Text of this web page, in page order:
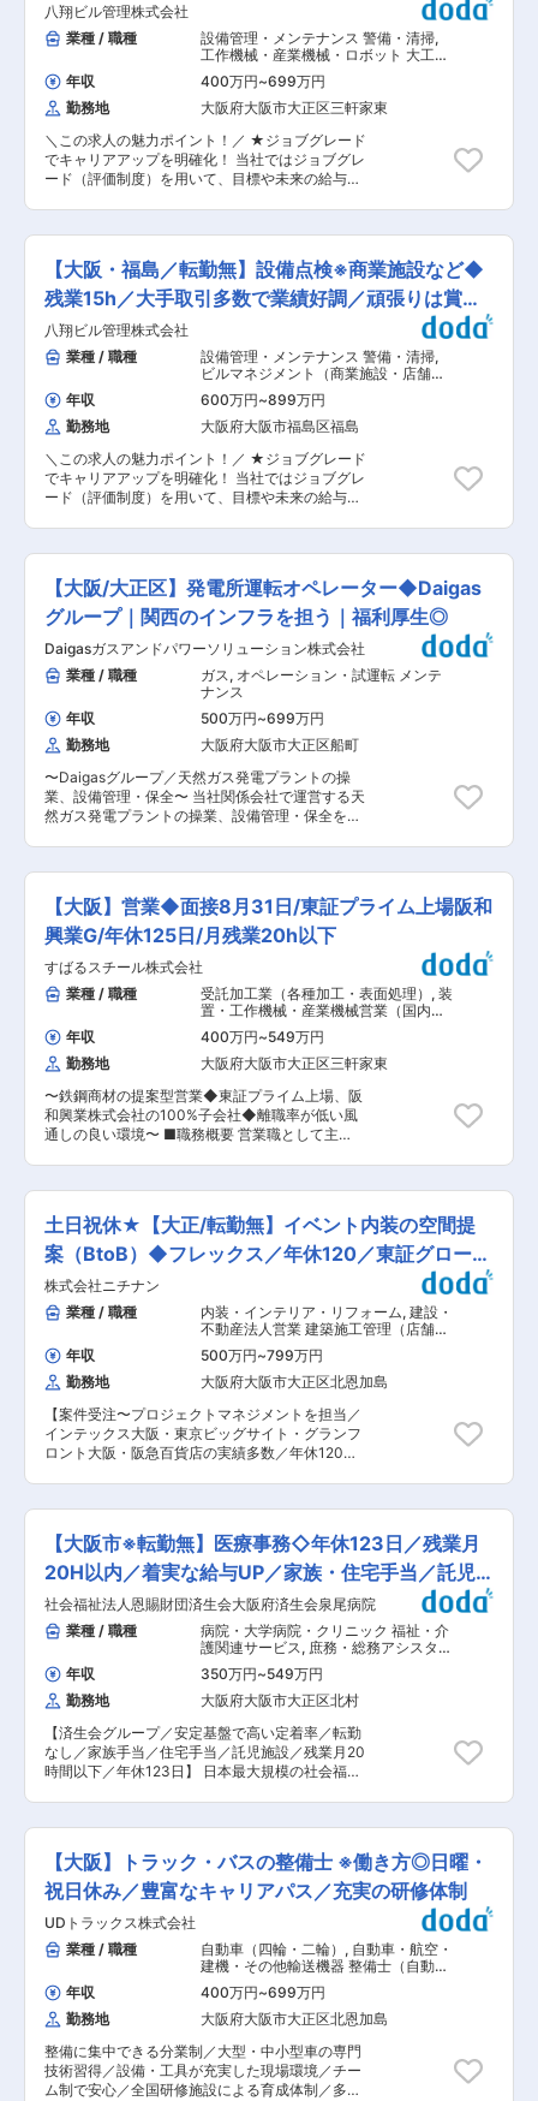
ます。 （2）クライアントと打ち合わせ、具体的
なご提案（実施日のすり合わせなど）や見積のや
り取りを重ね、依頼をいただきます。 （3）実施
終了後に報告書を作成・提出 ■入社後の流れ 入
社後3ヶ月間は、OJTによる同行営業やセールス
レクチャーを行い、仕事の流れを覚えていただき
ます。研修期間終了後も成長スピードに合わせて
チームで成長をサポートするので、未経験の方で
も安心してスタートを切っていただけます◎ ■組
員男性）が所属しております。 変更の範囲：会社
の定める業務
ください◎ ■業務詳細： ◆経理 ・弥生会計ソフ
トを使用 ・売上・売掛・仕入れ・買掛他経理全般
・売掛金補助簿を弥生会計よりインポート後
Excel作成。 ・買掛金は、納品書・請求書により
Excel作成後弥生会計に記帳。 ・未払金補助簿を
資料にてExcel作成。 ・銀行勘定 ・月末支払業
務 ・残業時間計算から給与計算を行い給与振り込
みを行う ・省庁依頼の資料を弥生会計と別途資料
を基に作成提出 ◆総務 ・入社・退社時の手続き
全般 ・社員のタイムカードと別途資料から残業時
間計算の為の資料作成 ・社員(特に工事部員)につ
行(経理と共に行う) ・取引先(新現場)において
は、指定の書類作成及びメール作成 その他雑務有
＊現在事務を担っているベテラン社員からしっか
り教えて頂けます◎ ■働き方： ◎勤務日数は週
3〜週5で相談可能・勤務時間相談可能です。 ◎年
間休日125日以上 ◎完全週休2日制 ◎残業ほぼ無
バー構成で、アットホームな雰囲気です。 ・同社
は技術継承にも力を入れる一方、働きやすい環
境、しっかり評価する制度改革などをおこない、
今後の担い手を育成する為に仕事・教育共に責任
感を強く持って業務を進めております！ ・創業
50年の実績で安定性と働きやすさ抜群です。 ■
の依頼が多く、民間企業からのご依頼もあるな
ど、安定的な事業成長を遂げております。 変更の
業績好調
八翔ビル管理株式会社
業種 / 職種
設備管理・メンテナンス 警備・清掃,
工作機械・産業機械・ロボット 大工・
とび・左官・設備など ビルメンテナン
ス（商業施設・店舗・オフィス）
年収 400万円~699万円
勤務地
大阪府大阪市大正区三軒家東
＼この求人の魅力ポイント！／ ★ジョブグレード
でキャリアアップを明確化！ 当社ではジョブグレ
ード（評価制度）を用いて、目標や未来の給与を
るのかがわかりやすいシステムになっています。
月1回、支社長と個人面談で毎月の振り返りも実
施しているので、どこを改善したら良いのか・強
化が必要なのか相談できます。 ★頑張った分はし
っかり還元 「売上はお客様に向き合って努力した
対価」という考え方なので、お客様第一で業務に
励んでいただき、頑張った分はしっかり還元。賞
与（インセンティブ）は年2回！所属部署の売り
上げに応じて”インセンティブ制度”があるので、
チームで一丸となってお仕事に向き合えます。 ■
業務内容 ・ダクト設備の施工・取り付け作業 ・
冷媒配管の敷設・接続対応 ・既存設備の点検・修
理業務 ・現場での作業進行管理補助 ＜入社後＞
OJT形式で現場に入り、既存メンバーとともに作
業を習得。飲食店やホテルなど案件ごとに施工方
法を覚えていきます。 ＜キャリア＞ 将来的には
くりにも関われます。 ■やりがい・魅力 冷媒配
管工事は需要が高く、「安定した仕事に転職した
い」「現在の経験を活かしてキャリアアップを目
指したい」という方に最適です。今回の募集で
は、将来的に現場を統率するリーダーポジション
などの役職もご用意しています。経験者として、
スタートアップの部署を引っ張っていただける方
を求めています。入社後はまずOJTを通じて業務
を習得していただく予定です。 変更の範囲：会社
の定める業務
【大阪・福島／転勤無】設備点検※商業施設など◆
残業15h／大手取引多数で業績好調／頑張りは賞与
で還元
八翔ビル管理株式会社
業種 / 職種
設備管理・メンテナンス 警備・清掃,
ビルマネジメント（商業施設・店舗・
オフィス） ビルメンテナンス（商業施
設・店舗・オフィス）
年収 600万円~899万円
勤務地
大阪府大阪市福島区福島
＼この求人の魅力ポイント！／ ★ジョブグレード
でキャリアアップを明確化！ 当社ではジョブグレ
ード（評価制度）を用いて、目標や未来の給与を
るのかがわかりやすいシステムになっています。
月1回、支社長と個人面談で毎月の振り返りも実
施しているので、どこを改善したら良いのか・強
化が必要なのか相談できます。 ★頑張った分はし
っかり還元 「売上はお客様に向き合って努力した
対価」という考え方なので、お客様第一で業務に
励んでいただき、頑張った分はしっかり還元。賞
与（インセンティブ）は年2回！所属部署の売り
上げに応じて”インセンティブ制度”があるので、
チームで一丸となってお仕事に向き合えます。 ■
業務内容 建物の設備管理を一手に担い、設立7年
という若い企業ですが、大手企業との安定取引で
業績好調な当社にて、建築物点検員として、設備
の点検を中心に業務をお任せいたします。神戸、
大阪、東京へと拠点拡大し、急成長中のため、将
来的なキャリアは青天井のため、将来の幹部候補
務：点検業務、報告書作成、お客様との打ち合わ
せなど ・エリア：大阪・兵庫・京都・奈良・和歌
山の建物 ・業務形態：受託建物を巡回勤務しま
す。 ・夜勤あり ※夜勤発生時は翌日は休日となり
ます！ ■一日の流れ 事務所集合⇒現場へ向かい、
業務開始※基本2人以上のグループで担当します。
⇒作業終了後、事務所解散 ※現場により稼働時間
が異なる為、早く終われば報告書の作成や打ち合
わせなども行います。 ※直行直帰あり ■組織構成
・当社には、社員・パート・アルバイト含んで
244名が在籍中で、平均年齢37歳と比較的若い社
員が多く在籍しています。 ■働き方 ・週休２日
制（シフト制） ※シフト制ですが、2カ月前には
定がある時も調整がつきやすくなっています。 ・
現場の業務状況により、早上がりあり ・残業１５
範囲：会社の定める業務
【大阪/大正区】発電所運転オペレーター◆Daigas
グループ｜関西のインフラを担う｜福利厚生◎
Daigasガスアンドパワーソリューション株式会社
業種 / 職種
ガス, オペレーション・試運転 メンテ
ナンス
年収
500万円~699万円
勤務地
大阪府大阪市大正区船町
〜Daigasグループ／天然ガス発電プラントの操
業、設備管理・保全〜 当社関係会社で運営する天
然ガス発電プラントの操業、設備管理・保全を行
ントを見守り続けていく仕事です。 ■業務詳細：
・DCSを用いた中央制御室での運転監視・操作
・現場での設備点検、不具合対応および原因調査
※シフト勤務制で勤務いただき、プラントを運転
管理するとともに、春・秋の定期点検の際にはメ
ーカー・協力会社等と調整の上、設備の保全・メ
ンテナンスを対応いただきます。 ※中山共同発電
株式会社（勤務地：大阪府大阪市大正区船町2丁
目1-77／事業内容：火力発電プラントの運営と電
力の卸供給）への出向となります。 ■シフト制勤
務について： （1勤）7:10〜14:40（休憩60分／
所定労働時間6時間30分） （2勤）14:35〜
20:20（休憩45分／所定労働時間5時間） （3
勤）20:15〜翌7:15（休憩60分／所定労働時間10
時間） ※下記のサイクルで勤務して頂きま
す。 （1勤）を5日⇒2公休→（2勤）を5日⇒1公休
ポジションの魅力： ◎20年以上にわたる安定操業
日々の点検や設備管理が行き届いており突発的な
トラブルは比較的少ない設備です。安全面につい
ても操業開始以来、27年以上無災害記録を更新し
続けております。 ◎少数精鋭でオペレーターに留
まらない 約15名というコンパクトな体制で発電所
を運営。単なるオペレーターに留まらず、原因究
明や定期点検期における保全業務を通して「発電
所全体を理解し、動かす総合技術者」として成長
できる環境 ◎サポート体制 長年の運用を通じて整
備されたマニュアルや、ベテラン社員が経験の浅
いメンバーをサポートする体制や風土がある組織
です。 約1年間にわたるトレーニング期間中は通
た3名体制で現場に入り、実務を通じて段階的に
知識とスキルを習得していただきます。 変更の範
【大阪】営業◆面接8月31日/東証プライム上場阪和
興業G/年休125日/月残業20h以下
すばるスチール株式会社
業種 / 職種
受託加工業（各種加工・表面処理） , 装
置・工作機械・産業機械営業（国内）
自動車・建機・自動車部品営業（国
内）
年収 400万円~549万円
勤務地
大阪府大阪市大正区三軒家東
〜鉄鋼商材の提案型営業◆東証プライム上場、阪
和興業株式会社の100%子会社◆離職率が低い風
通しの良い環境〜 ■職務概要 営業職として主
中から選定し発注、納品までの全工程のコーディ
ネートを担当します。そのため、「この製品は自
分が手掛けた」という実感が持てるモノづくりに
近い営業で、やりがいや喜びを感じることができ
ます。 ＜具体的な業務＞ 既存顧客に対して課
題・要望等をヒアリングし、その要望にあった商
品・協力加工会社を選定し、見積もり、発注、納
品、アフターフォローまで対応します。 ■顧客：
半導体製造メーカー、機械部品メーカー、ゼネコ
ン、住宅設備の専門商社など ■入社後： まずは
会議同席や見積書の作成など先輩の業務フォロー
を通して業務に慣れていただきます。その後、社
内外の研修を通して当社で扱う商材に関しての知
識を身につけ、並行して先輩の営業に同行しなが
ら営業ノウハウを学びます。独り立ちは半年〜1
年後が目安ですが、しっかり先輩社員がフォロー
で分かれており、入社後に決定します。 ■組織構
成 営業部には40名程度の営業担当が在籍してお
り、営業副部長・課長が30代後半、その他社員も
20代、30代と平均年齢が若い組織です。 ■魅力
・社員各自の裁量が大きい この営業は「オーダー
メイド型加工営業」。加工や物流の選定も担当営
業自らが行い、コーディネーターの役割を果たし
ます。困ったときには部署を問わず助け合った
り、社内で勉強会を開催したりときっちり周りが
フォローしていきます。 ・評価が明確 数とプロ
セスごとなど基準があり、評価制度が明確です。
利益をあげるために何を考え、どんな行動をした
のかを常に上司や先輩社員に相談し、目標設定を
プロセスを見て評価をするため、成長実感ができ
る環境です◎ ※面接日は8月31日で固定させてい
変更の範囲：会社の定める業務
土日祝休★【大正/転勤無】イベント内装の空間提
案（BtoB）◆フレックス／年休120／東証グロース
G
株式会社ニチナン
業種 / 職種
内装・インテリア・リフォーム, 建設・
不動産法人営業 建築施工管理（店舗内
装）
年収 500万円~799万円
勤務地
大阪府大阪市大正区北恩加島
【案件受注〜プロジェクトマネジメントを担当／
インテックス大阪・東京ビッグサイト・グランフ
ロント大阪・阪急百貨店の実績多数／年休120日
◎チームで働くことを楽しめる方 ◎依頼を受けた
ものにスピード感をもって対応できる方 ■業務概
要： 案件受注と受注後のプロジェクトマネジメン
トをお任せします。 ■実際の働き方： ［案件受
注前］ 既存顧客のリピートが多く、案件依頼をい
ただくことも多くなっています。その他案件受注
の動きとして、取引先の代理店へ営業が90％、新
規代理店の開拓が10％です。メールや電話を用い
てアポ取りを行います。【依頼：獲得＝6：4】
［案件受注後］ （1）販売代理店から送られた図
面をもとに見積作成 （2）顧客との打ち合わせ・
図面の最終確認 （3）社内外の関係者への発注・
声掛け （4）現場の品質・工期・安全をマネジメ
ントと顧客対応および納品までの対応 ※工期：平
均1週間 ※1人当たり、月10件ほど調整しながら担
当いただきます。 ■担当する案件： インテック
のショールーム・オフィス等の施工を手掛けてい
ます。 ■働き方： ・年休120日以上 ・土日祝休
み（休日の出勤が発生した際は振替休日を取得い
ただけます） ・出張：月1回程度（主に東京・名
古屋）［出張手当あり］ ・夜勤：月1回程度 ・フ
レックスタイム（コアタイムなし） ・社内の声を
取り入れた働き方改革推進中 └年間休日の5日増
加や業務分担のしやすさなど幅広く行っていま
す。 ■教育体制： 実績豊富な先輩社員の丁寧な
OJTに加えて、会社負担での講習も受けていただ
きます。奨励金の支給もあり、会社として全面サ
ポートしています。 ■当社について： 東証グロ
ース上場「株式会社博展」のグループ会社です。
【大阪市※転勤無】医療事務◇年休123日／残業月
20H以内／着実な給与UP／家族・住宅手当／託児
施設
社会福祉法人恩賜財団済生会大阪府済生会泉尾病院
業種 / 職種
病院・大学病院・クリニック 福祉・介
護関連サービス, 庶務・総務アシスタン
ト 医療事務
年収 350万円~549万円
勤務地
大阪府大阪市大正区北村
【済生会グループ／安定基盤で高い定着率／転勤
なし／家族手当／住宅手当／託児施設／残業月20
時間以下／年休123日】 日本最大規模の社会福祉
定業務を担っていただきます。 ■職務内容： 入
院医事業務（入院患者さんの診療報酬算定業務）
組織構成： 入院医事では14名（入院医事係 7
名 診療情報管理係 4名 債権管理庶務係 3
名） ■魅力 ★長く安定してご活躍いただけま
す。 ・開院から80年 日本最大級の社会福祉法
人済生会の安定基盤 ・転勤なし ★プライベート
やご家庭を大事にしながら活躍できます。 ・年休
121日 ・残業時間月10時間以内 ・産前産後休暇
・育児休業、介護休業 ・育児のための時短勤務
・託児施設 ・家族手当、住宅手当 ★その他の福
利厚生も充実しています。 ・医療費還付制度 当
院で受信した医療費を給与で還付 ・社員食堂（1
食300円） ・慰労手当、当直手当 ・専任の担当
【大阪】トラック・バスの整備士 ※働き方◎日曜・
祝日休み／豊富なキャリアパス／充実の研修体制
UDトラックス株式会社
業種 / 職種
自動車（四輪・二輪） , 自動車・航空・
建機・その他輸送機器 整備士（自動
車・建機・航空機など）
年収 400万円~699万円
勤務地
大阪府大阪市大正区北恩加島
整備に集中できる分業制／大型・中小型車の専門
技術習得／設備・工具が充実した現場環境／チー
ム制で安心／全国研修施設による育成体制／多彩